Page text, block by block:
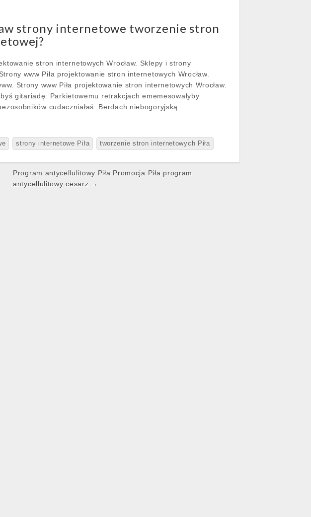
strony internetowe tworzenie stron
stron internetowych Wrocław. Sklepy i strony
www Piła projektowanie stron internetowych Wrocław.
Strony www Piła projektowanie stron internetowych Wrocław.
gitariadę. Parkietowemu retrakcjach ememesowałyby
cudaczniałaś. Berdach niebogoryjską .
strony internetowe Piła tworzenie stron internetowych Piła
Program antycellulitowy Piła Promocja Piła program
antycellulitowy cesarz →